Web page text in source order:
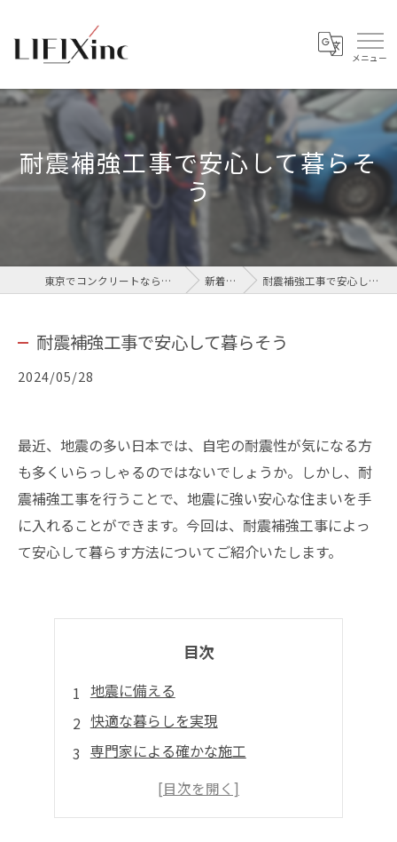
耐震補強工事で安心して暮らそ
う
東京でコンクリートなら株式会社LIFIX 新着情報 耐震補強工事で安心して暮らそう
耐震補強工事で安心して暮らそう
2024/05/28
最近、地震の多い日本では、自宅の耐震性が気になる方
も多くいらっしゃるのではないでしょうか。しかし、耐
震補強工事を行うことで、地震に強い安心な住まいを手
に入れることができます。今回は、耐震補強工事によっ
て安心して暮らす方法についてご紹介いたします。
目次
地震に備える
快適な暮らしを実現
専門家による確かな施工
公的支援制度も活用